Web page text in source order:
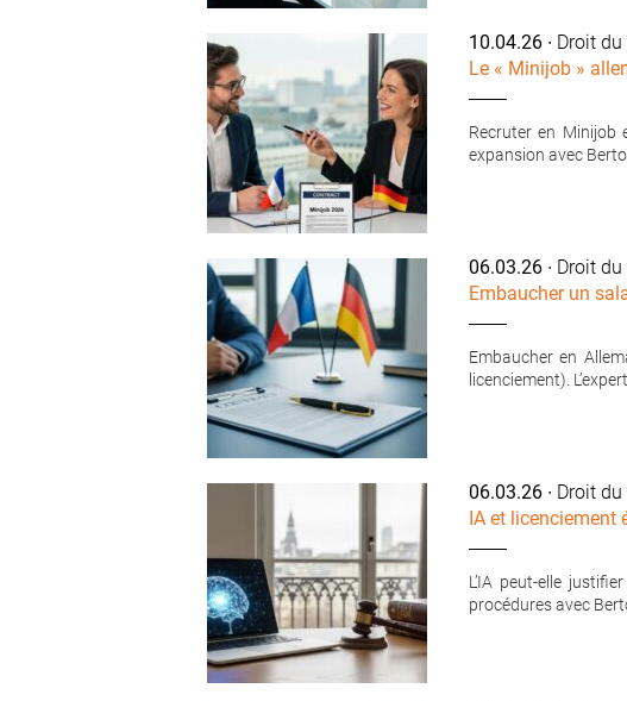
10.04.26 ∙ Droit
Le « Minijob »
Recruter en Minijob
expansion avec
06.03.26 ∙ Droit
Embaucher un
Embaucher en
licenciement).
06.03.26 ∙ Droit
IA et licenciement
L’IA peut-elle
procédures avec